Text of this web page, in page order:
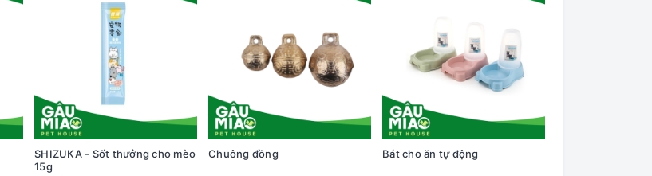
SHIZUKA - Sốt thưởng cho mèo
15g
Chuông đồng Bát cho ăn tự động